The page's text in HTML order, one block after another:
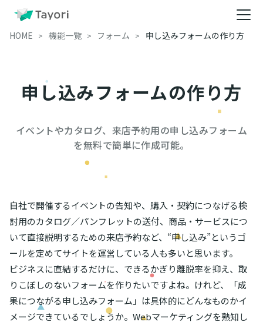
HOME 機能一覧 フォーム 申し込みフォームの作り方
申し込みフォームの作り方
イベントやカタログ、来店予約用の申し込みフォーム
を無料で簡単に作成可能。
自社で開催するイベントの告知や、購入・契約につなげる検
討用のカタログ／パンフレットの送付、商品・サービスにつ
いて直接説明するための来店予約など、“申し込み”というゴ
ールを定めてサイトを運営している人も多いと思います。
ビジネスに直結するだけに、できるかぎり離脱率を抑え、取
りこぼしのないフォームを作りたいですよね。けれど、「成
果につながる申し込みフォーム」は具体的にどんなものかイ
メージできているでしょうか。Webマーケティングを熟知し